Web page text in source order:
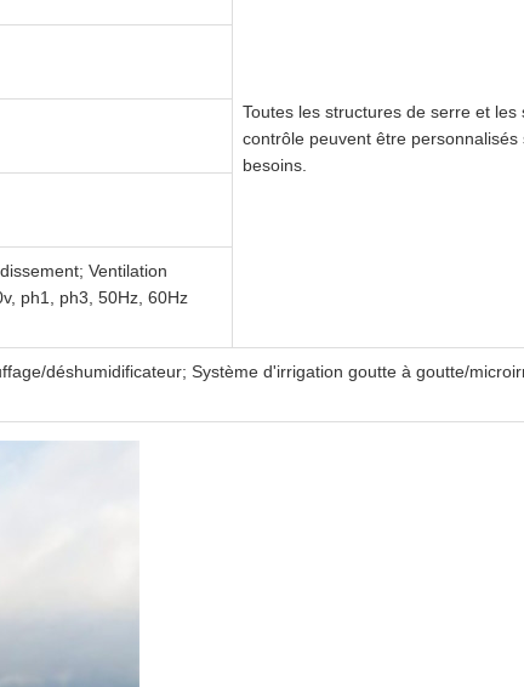
Toutes les structures de serre et les
contrôle peuvent être personnalisés
besoins.
Ventilation
ph1, ph3, 50Hz, 60Hz
déshumidificateur; Système d'irrigation goutte à goutte/